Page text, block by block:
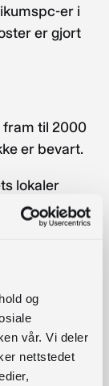
og
vår. Vi deler
nettstedet
er i
er gjort
fram til 2000
er bevart.
lokaler
bibliotek.